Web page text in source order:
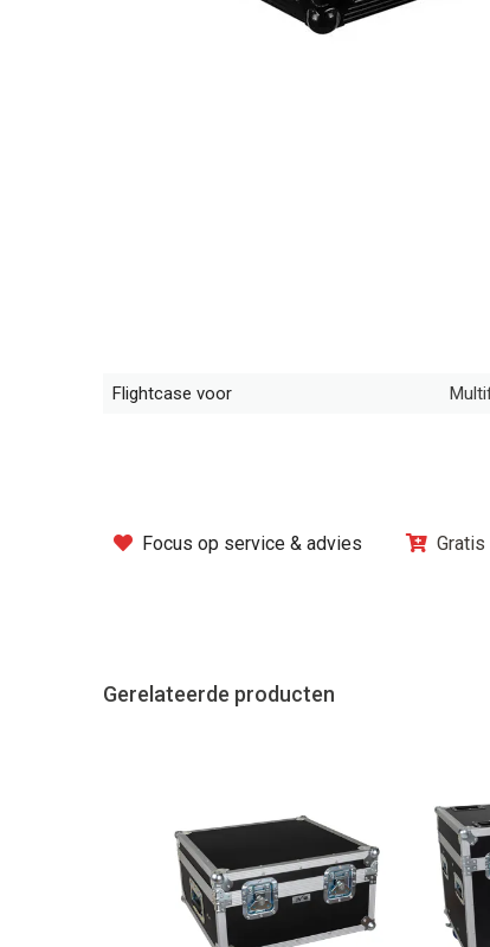
Flightcase voor
Focus op service & advies
Gerelateerde producten